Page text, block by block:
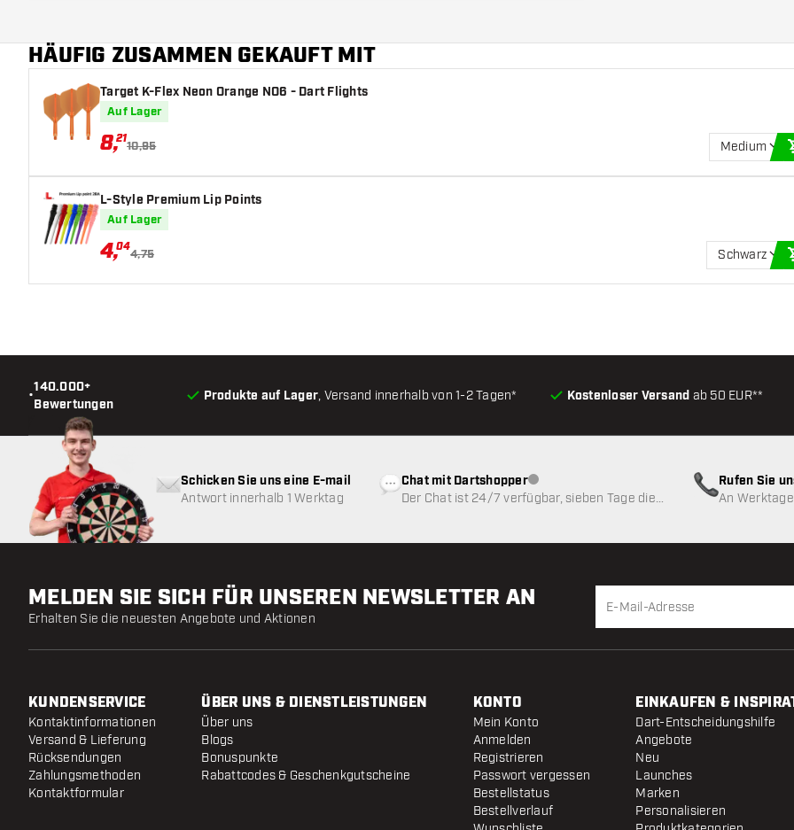
Form Barrelnase
Barrel Gripzone
Barrelform
Gewicht
Barreldurchmesser (MM)
Barrellänge (MM)
HÄUFIG ZUSAMMEN GEKAUFT MIT
Target K-Flex Neon Orange NO6 - Dart Flights
Auf Lager
8,21
10,95 Medium
L-Style Premium Lip Points
Auf Lager
4,04
4,75 Schwarz
•
140.000+
Bewertungen
Produkte auf Lager, Versand innerhalb von 1-2 Tagen* Kostenloser Versand ab 50 EUR**
Schicken Sie uns eine E-mail
Antwort innerhalb 1 Werktag
Chat mit DartshopperKundenservice nicht verfügbar
Der Chat ist 24/7 verfügbar, sieben Tage die
Rufen Sie
An
MELDEN SIE SICH FÜR UNSEREN NEWSLETTER AN
Erhalten Sie die neuesten Angebote und Aktionen
KUNDENSERVICE
Kontaktinformationen
Versand & Lieferung
Rücksendungen
Zahlungsmethoden
Kontaktformular
ÜBER UNS & DIENSTLEISTUNGEN
Über uns
Blogs
Bonuspunkte
Rabattcodes & Geschenkgutscheine
KONTO
Mein Konto
Anmelden
Registrieren
Passwort vergessen
Bestellstatus
Bestellverlauf
EINKAUFEN &
Dart-Entscheidungshilfe
Angebote
Neu
Launches
Marken
Personalisieren